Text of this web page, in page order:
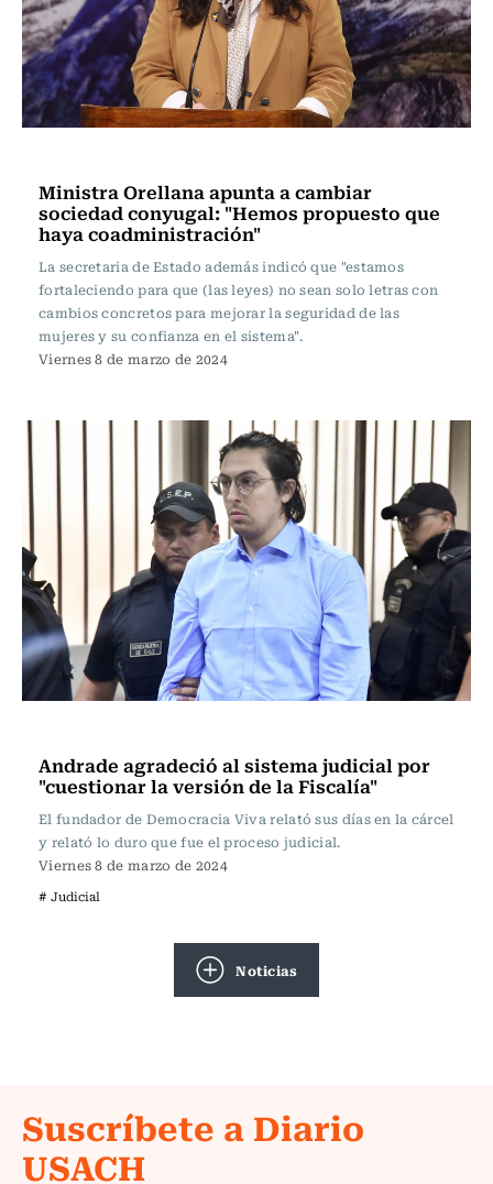
Ministra Orellana apunta a cambiar
sociedad conyugal: "Hemos propuesto que
haya coadministración"
La secretaria de Estado además indicó que "estamos
fortaleciendo para que (las leyes) no sean solo letras con
cambios concretos para mejorar la seguridad de las
mujeres y su confianza en el sistema".
Viernes 8 de marzo de 2024
Andrade agradeció al sistema judicial por
"cuestionar la versión de la Fiscalía"
El fundador de Democracia Viva relató sus días en la cárcel
y relató lo duro que fue el proceso judicial.
Viernes 8 de marzo de 2024
# Judicial
Noticias